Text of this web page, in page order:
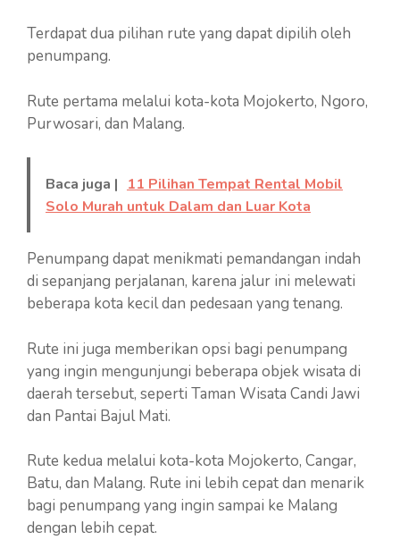
Terdapat dua pilihan rute yang dapat dipilih oleh
penumpang.
Rute pertama melalui kota-kota Mojokerto, Ngoro,
Purwosari, dan Malang.
Baca juga | 11 Pilihan Tempat Rental Mobil
Solo Murah untuk Dalam dan Luar Kota
Penumpang dapat menikmati pemandangan indah
di sepanjang perjalanan, karena jalur ini melewati
beberapa kota kecil dan pedesaan yang tenang.
Rute ini juga memberikan opsi bagi penumpang
yang ingin mengunjungi beberapa objek wisata di
daerah tersebut, seperti Taman Wisata Candi Jawi
dan Pantai Bajul Mati.
Rute kedua melalui kota-kota Mojokerto, Cangar,
Batu, dan Malang. Rute ini lebih cepat dan menarik
bagi penumpang yang ingin sampai ke Malang
dengan lebih cepat.